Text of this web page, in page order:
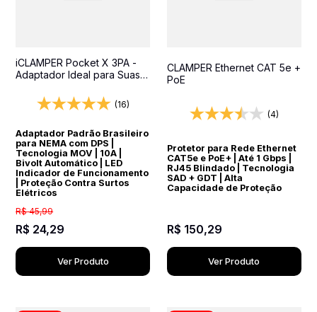
iCLAMPER Pocket X 3PA -
Adaptador Ideal para Suas
(16)
Adaptador Padrão Brasileiro
para NEMA com DPS |
Tecnologia MOV | 10A |
Bivolt Automático | LED
Indicador de Funcionamento
| Proteção Contra Surtos
Elétricos
R$ 45,99
R$ 24,29
Ver Produto
CLAMPER Ethernet CAT 5e +
PoE
(4)
Protetor para Rede Ethernet
CAT5e e PoE+ | Até 1 Gbps |
RJ45 Blindado | Tecnologia
SAD + GDT | Alta
Capacidade de Proteção
R$ 150,29
Ver Produto